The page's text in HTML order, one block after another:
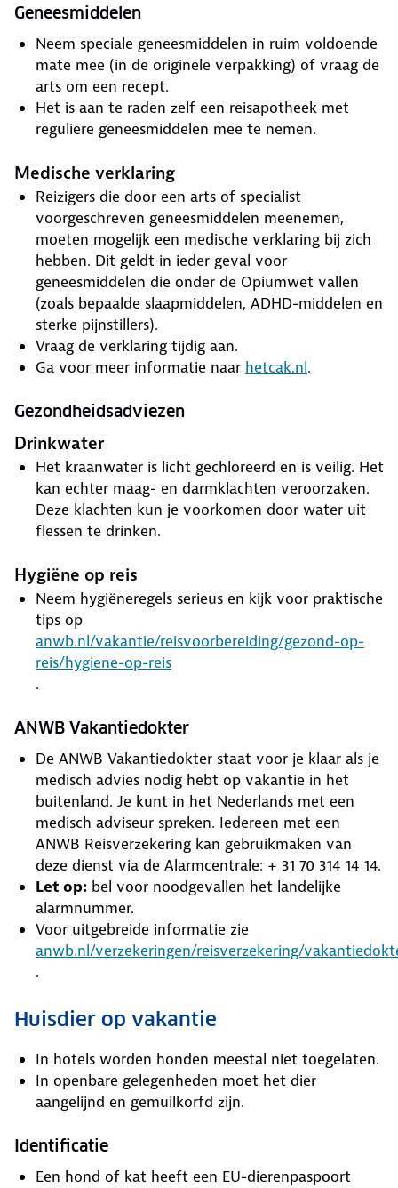
Geneesmiddelen
Neem speciale geneesmiddelen in ruim voldoende
mate mee (in de originele verpakking) of vraag de
arts om een recept.
Het is aan te raden zelf een reisapotheek met
reguliere geneesmiddelen mee te nemen.
Medische verklaring
Reizigers die door een arts of specialist
voorgeschreven geneesmiddelen meenemen,
moeten mogelijk een medische verklaring bij zich
hebben. Dit geldt in ieder geval voor
geneesmiddelen die onder de Opiumwet vallen
(zoals bepaalde slaapmiddelen, ADHD-middelen en
sterke pijnstillers).
Vraag de verklaring tijdig aan.
Ga voor meer informatie naar hetcak.nl.
Gezondheidsadviezen
Drinkwater
Het kraanwater is licht gechloreerd en is veilig. Het
kan echter maag- en darmklachten veroorzaken.
Deze klachten kun je voorkomen door water uit
flessen te drinken.
Hygiëne op reis
Neem hygiëneregels serieus en kijk voor praktische
tips op
anwb.nl/vakantie/reisvoorbereiding/gezond-op-
reis/hygiene-op-reis
.
ANWB Vakantiedokter
De ANWB Vakantiedokter staat voor je klaar als je
medisch advies nodig hebt op vakantie in het
buitenland. Je kunt in het Nederlands met een
medisch adviseur spreken. Iedereen met een
ANWB Reisverzekering kan gebruikmaken van
deze dienst via de Alarmcentrale: + 31 70 314 14 14.
Let op: bel voor noodgevallen het landelijke
alarmnummer.
Voor uitgebreide informatie zie
anwb.nl/verzekeringen/reisverzekering/
.
Huisdier op vakantie
In hotels worden honden meestal niet toegelaten.
In openbare gelegenheden moet het dier
aangelijnd en gemuilkorfd zijn.
Identificatie
Een hond of kat heeft een EU-dierenpaspoort